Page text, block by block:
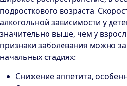
подросткового возраста.
алкогольной зависимости у
значительно выше, чем у
признаки заболевания можно
начальных стадиях:
Снижение аппетита,